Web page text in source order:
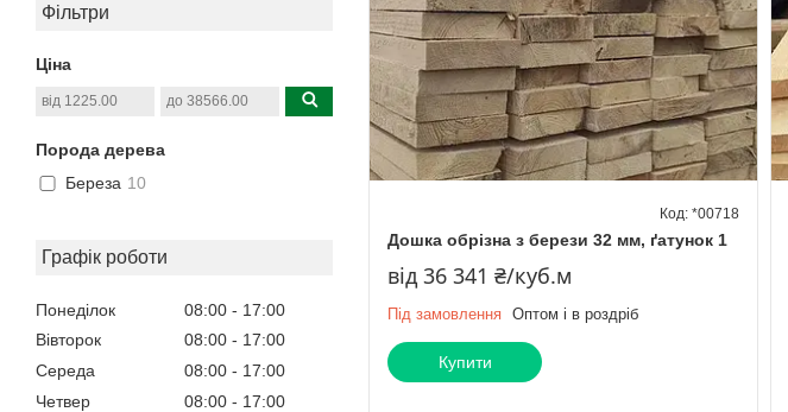
Фільтри
Ціна
Порода дерева
Береза 10
Графік роботи
Понеділок 08:00
17:00
Вівторок
08:00
17:00
Середа
08:00
17:00
Четвер
08:00
17:00
Дошка обрізна з берези 32 мм, ґатунок 1
*00718
від 36 341 ₴/куб.м
Під замовлення Оптом і в роздріб
Купити